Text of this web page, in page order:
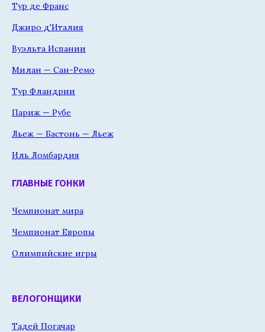
Тур де Франс
Джиро д'Италия
Вуэльта Испании
Милан — Сан-Ремо
Тур Фландрии
Париж — Рубе
Льеж — Бастонь — Льеж
Иль Ломбардия
ГЛАВНЫЕ ГОНКИ
Чемпионат мира
Чемпионат Европы
Олимпийские игры
ВЕЛОГОНЩИКИ
Тадей Погачар